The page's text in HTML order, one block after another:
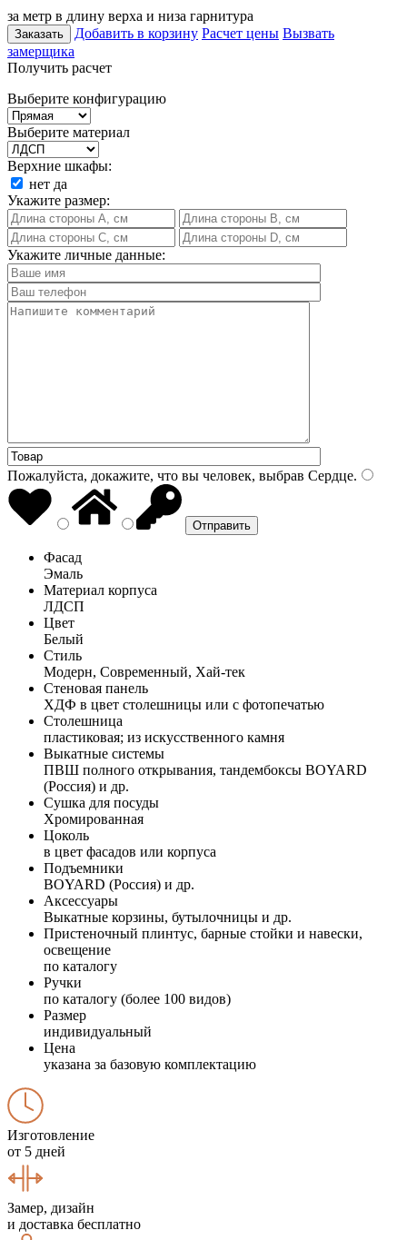
за метр в длину верха и низа гарнитура
Заказать Добавить в корзину Расчет цены Вызвать
замерщика
Получить расчет
Выберите конфигурацию
Выберите материал
Верхние шкафы:
нет да
Укажите размер:
Укажите личные данные:
Пожалуйста, докажите, что вы человек, выбрав Сердце.
Фасад
Эмаль
Материал корпуса
ЛДСП
Цвет
Белый
Стиль
Модерн, Современный, Хай-тек
Стеновая панель
ХДФ в цвет столешницы или с фотопечатью
Столешница
пластиковая; из искусственного камня
Выкатные системы
ПВШ полного открывания, тандембоксы BOYARD
(Россия) и др.
Сушка для посуды
Хромированная
Цоколь
в цвет фасадов или корпуса
Подъемники
BOYARD (Россия) и др.
Аксессуары
Выкатные корзины, бутылочницы и др.
Пристеночный плинтус, барные стойки и навески,
освещение
по каталогу
Ручки
по каталогу (более 100 видов)
Размер
индивидуальный
Цена
указана за базовую комплектацию
Изготовление
от 5 дней
Замер, дизайн
и доставка бесплатно